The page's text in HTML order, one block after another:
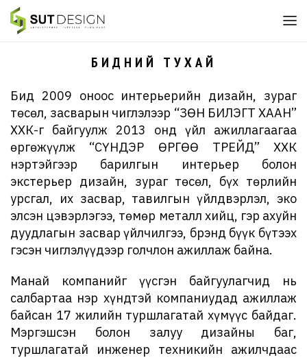
БИДНИЙ ТУХАЙ
Бид 2009 оноос интерьерийн дизайн, зураг
төсөл, засварын чиглэлээр “ЗӨН БИЛЭГТ ХААН”
ХХК-г байгуулж 2013 онд үйл ажиллагаагаа
өргөжүүлж “СҮНДЭР ӨРГӨӨ ТРЕЙД” ХХК
нэртэйгээр барилгын интерьер болон
экстерьер дизайн, зураг төсөл, бүх төрлийн
урсгал, их засвар, тавилгын үйлдвэрлэл, эко
элсэн цэвэрлэгээ, төмөр металл хийц, гэр ахуйн
дуудлагын засвар үйлчилгээ, брэнд бүүк бүтээх
гэсэн чиглэлүүдээр голчлон ажиллаж байна.
Манай компанийг үүсгэн байгуулагчид нь
салбартаа нэр хүндтэй компаниудад ажиллаж
байсан 17 жилийн туршлагатай хүмүүс байдаг.
Мэргэшсэн болон залуу дизайны баг,
туршлагатай инженер техникийн ажилчдаас